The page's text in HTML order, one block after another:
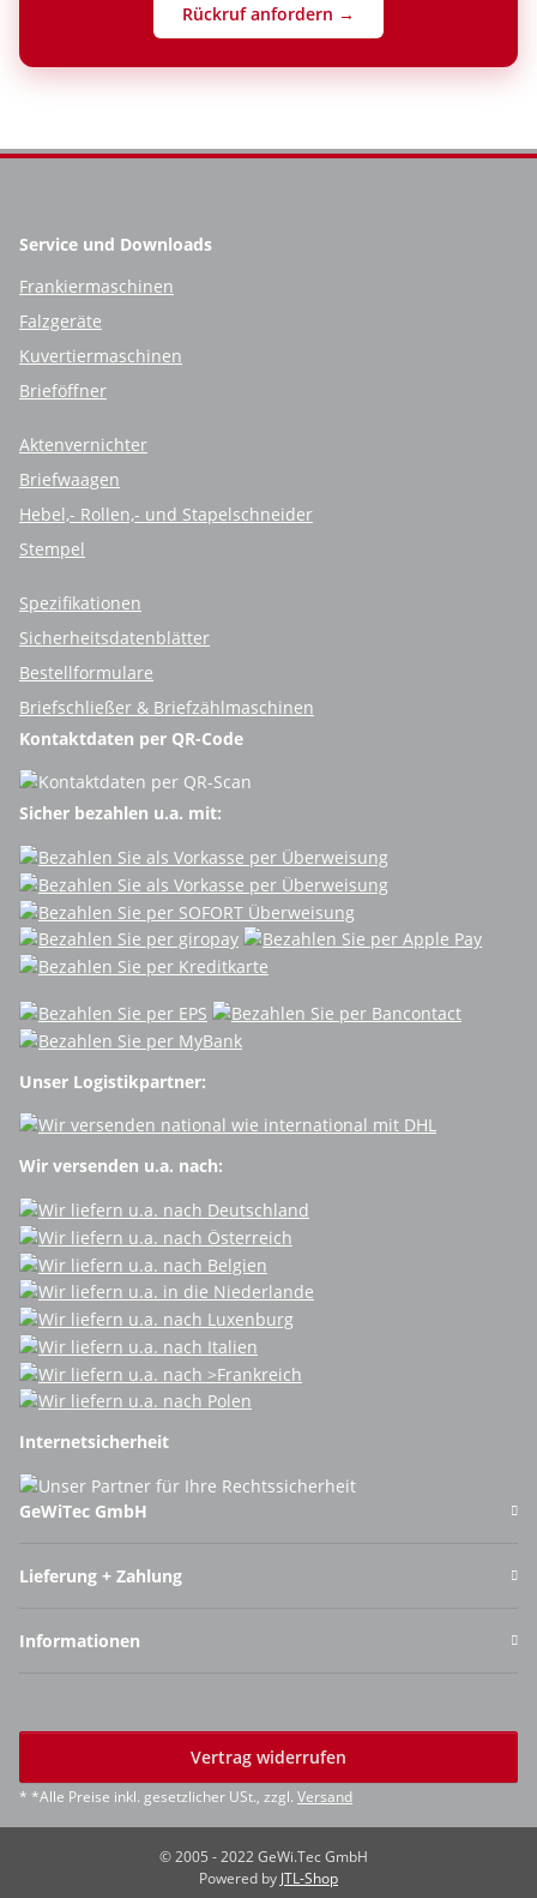
Rückruf anfordern →
Service und Downloads
Frankiermaschinen
Falzgeräte
Kuvertiermaschinen
Brieföffner
Aktenvernichter
Briefwaagen
Hebel,- Rollen,- und Stapelschneider
Stempel
Spezifikationen
Sicherheitsdatenblätter
Bestellformulare
Briefschließer & Briefzählmaschinen
Kontaktdaten per QR-Code
Sicher bezahlen u.a. mit:
Unser Logistikpartner:
Wir versenden u.a. nach:
Internetsicherheit
GeWiTec GmbH
Lieferung + Zahlung
Informationen
Vertrag widerrufen
* *Alle Preise inkl. gesetzlicher USt., zzgl. Versand
© 2005 - 2022 GeWi.Tec GmbH
Powered by JTL-Shop